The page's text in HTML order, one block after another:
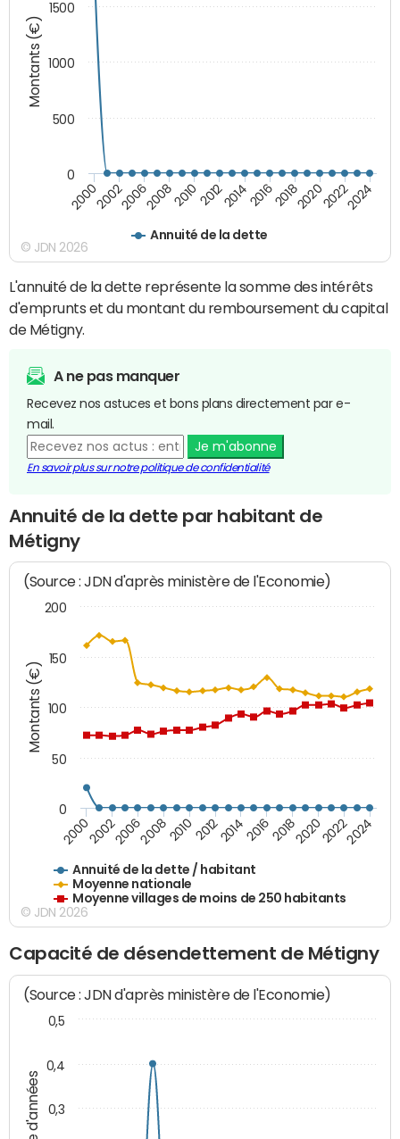
Montants (€)
Annuité de la dette
200020022006200820102012201420162018202020222024
0
500
1000
1500
© JDN 2026
L'annuité de la dette représente la somme des intérêts
d'emprunts et du montant du remboursement du capital
de Métigny.
A ne pas manquer
Recevez nos astuces et bons plans directement par e-
mail.
Je m'abonne
En savoir plus sur notre politique de confidentialité
Annuité de la dette par habitant de
Métigny
Montants (€)
(Source : JDN d'après ministère de l'Economie)
Annuité de la dette / habitant
Moyenne nationale
Moyenne villages de moins de 250 habitants
200020022006200820102012201420162018202020222024
0
50
100
150
200
© JDN 2026
Capacité de désendettement de Métigny
(Source : JDN d'après ministère de l'Economie)
0,3
0,4
0,5